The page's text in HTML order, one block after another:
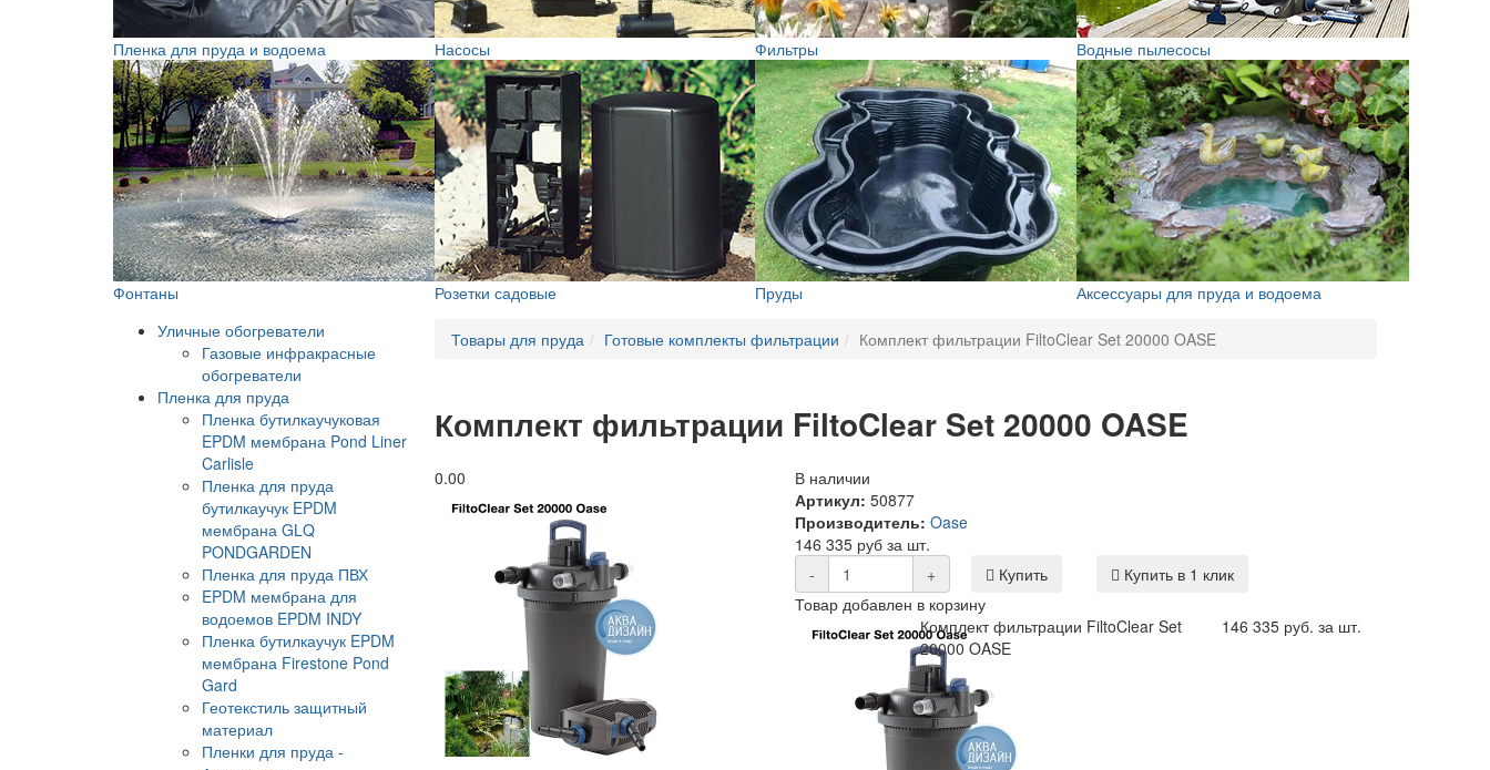
Пленка для пруда и водоема Насосы Фильтры Водные пылесосы
Фонтаны Розетки садовые Пруды
Аксессуары для пруда и водоема
Уличные обогреватели
Газовые инфракрасные
обогреватели
Пленка для пруда
Пленка бутилкаучуковая
EPDM мембрана Pond Liner
Carlisle
Пленка для пруда
бутилкаучук EPDM
мембрана GLQ
PONDGARDEN
Пленка для пруда ПВХ
EPDM мембрана для
водоемов EPDM INDY
Пленка бутилкаучук EPDM
мембрана Firestone Pond
Gard
Геотекстиль защитный
материал
Пленки для пруда -
Товары для пруда Готовые комплекты фильтрации Комплект фильтрации FiltoClear Set 20000 OASE
Комплект фильтрации FiltoClear Set 20000 OASE
0.00
В наличии
Артикул: 50877
Производитель: Oase
146 335 руб за шт.
-
+ Купить
Купить в 1 клик
Товар добавлен в корзину
Комплект фильтрации FiltoClear Set
20000 OASE
146 335 руб. за шт.